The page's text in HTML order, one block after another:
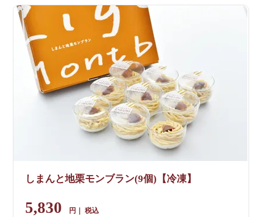
しまんと地栗モンブラン(9個)【冷凍】
5,830 税込